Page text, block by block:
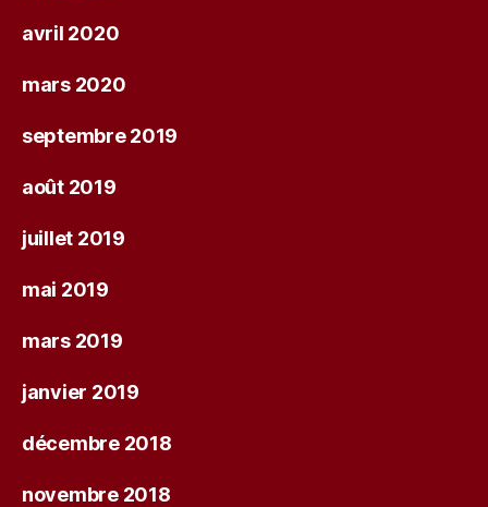
avril 2020
mars 2020
septembre 2019
août 2019
juillet 2019
mai 2019
mars 2019
janvier 2019
décembre 2018
novembre 2018